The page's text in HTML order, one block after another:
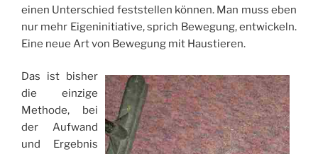
einen Unterschied feststellen können. Man muss eben
nur mehr Eigeninitiative, sprich Bewegung, entwickeln.
Eine neue Art von Bewegung mit Haustieren.
Das ist bisher
die einzige
Methode, bei
der Aufwand
und Ergebnis